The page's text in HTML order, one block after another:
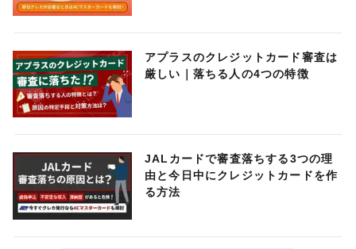
アプラスのクレジットカード審査は
厳しい｜落ちる人の4つの特徴
JALカードで審査落ちする3つの理
由と今日中にクレジットカードを作
る方法